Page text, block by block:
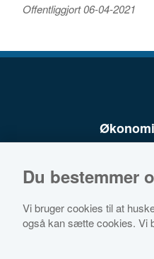
Offentliggjort 06-04-2021
Du bestemmer
Vi bruger cookies til at
også kan sætte cookies. Vi